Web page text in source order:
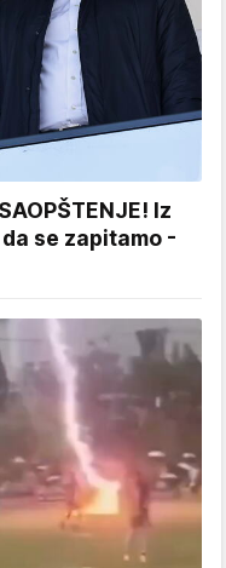
Iz
se zapitamo -